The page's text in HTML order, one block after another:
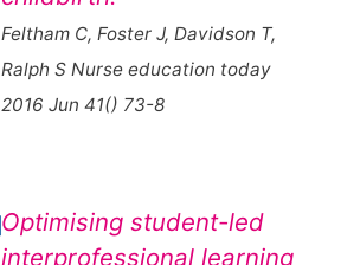
Feltham C, Foster J, Davidson T,
Ralph S Nurse education today
2016 Jun 41() 73-8
Optimising student-led
interprofessional learning